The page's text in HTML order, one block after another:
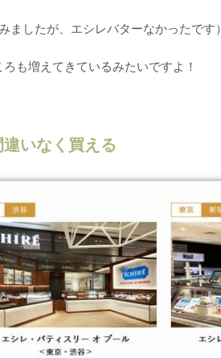
ましたが、エシレバターなかったです）
も増えてきているみたいですよ！
いなく買える